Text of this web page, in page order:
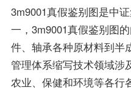
时，机构必须要获得国家
的认可，如此才具有审核
证书颁发证书的权利。
3m9001真假鉴别图是中
一，3m9001真假鉴别图
件、轴承各种原材料到半
管理体系缩写技术领域涉
农业、保健和环境等各行